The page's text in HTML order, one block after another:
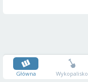
Główna Wykopalisko